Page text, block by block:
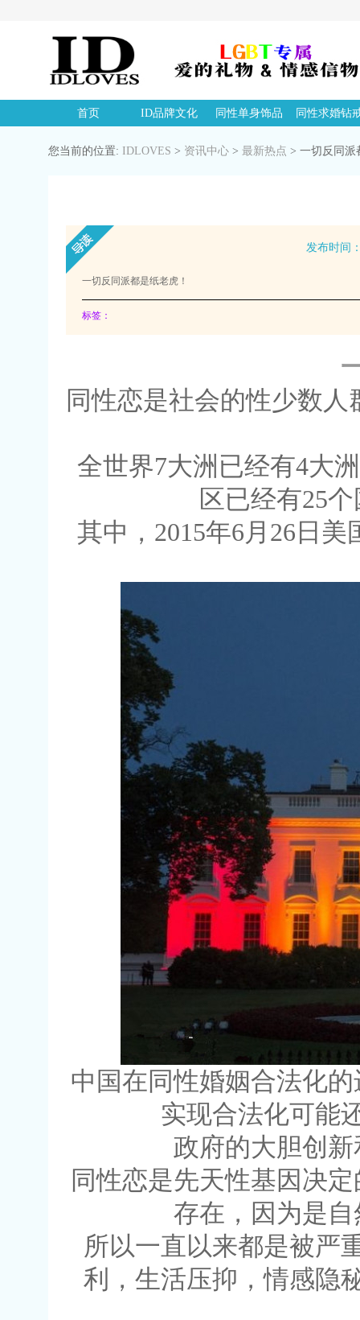
首页 ID品牌文化 同性单身饰品 同性求婚钻
您当前的位置: IDLOVES > 资讯中心 > 最新热点 > 一切反同派
发布时间
一切反同派都是纸老虎！
标签：
同性恋是社会的性少数
全世界7大洲已经有4大
区已经有25
其中，2015年6月26日
中国在同性婚姻合法化
实现合法化可能
政府的大胆创
同性恋是先天性基因决
存在，因为是
所以一直以来都是被严
利，生活压抑，情感隐